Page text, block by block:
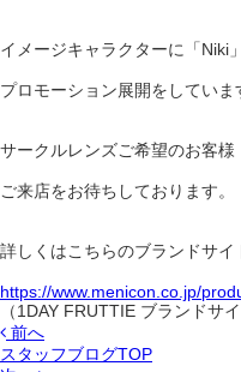
イメージキャラクターに「Niki
プロモーション展開をしていま
サークルレンズご希望のお客様
ご来店をお待ちしております。
詳しくはこちらのブランドサイ
https://www.menicon.co.jp/
（1DAY FRUTTIE ブランドサイ
前へ
スタッフブログTOP